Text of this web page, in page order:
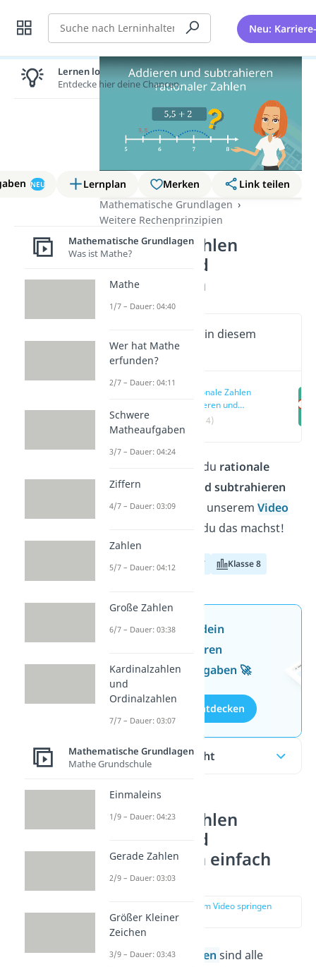
Suche Neu:
NEU Lernplan Merken
Link teilen
Mathematische Grundlagen
Weitere Rechenprinzipien
Rationale Zahlen
addieren und
subtrahieren
Wichtige Inhalte in diesem
Video
Rationale Zahlen
addieren und
subtrahieren einfach
(00:14)
Du fragst dich, wie du rationale
Zahlen addieren und subtrahieren
kannst? Hierund in unserem Video
zeigen wir dir, wie du das machst!
Klasse 6 Klasse 7 Klasse 8
Jetzt neu: Teste dein
Wissen mit unseren
kostenlosen Aufgaben 🚀
Aufgaben entdecken
Inhaltsübersicht
Rationale Zahlen
addieren und
subtrahieren einfach
erklärt
zur Stelle im Video springen
(00:14)
Die rationalen Zahlen sind alle
Lernen lohnt sich!
Entdecke hier deine Chancen.
Mathematische Grundlagen
Was ist Mathe?
Mathe
1/7 – Dauer: 04:40
Wer hat Mathe
erfunden?
2/7 – Dauer: 04:11
Schwere
Matheaufgaben
3/7 – Dauer: 04:24
Ziffern
4/7 – Dauer: 03:09
Zahlen
5/7 – Dauer: 04:12
Große Zahlen
6/7 – Dauer: 03:38
Kardinalzahlen
und
Ordinalzahlen
7/7 – Dauer: 03:07
Mathematische Grundlagen
Mathe Grundschule
Einmaleins
1/9 – Dauer: 04:23
Gerade Zahlen
2/9 – Dauer: 03:03
Größer Kleiner
Zeichen
3/9 – Dauer: 03:43